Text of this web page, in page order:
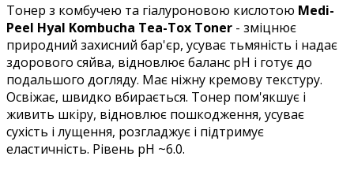
Тонер з комбучею та гіалуроновою кислотою Medi-
Peel Hyal Kombucha Tea-Tox Toner - зміцнює
природний захисний бар'єр, усуває тьмяність і надає
здорового сяйва, відновлює баланс pH і готує до
подальшого догляду. Має ніжну кремову текстуру.
Освіжає, швидко вбирається. Тонер пом'якшує і
живить шкіру, відновлює пошкодження, усуває
сухість і лущення, розгладжує і підтримує
еластичність. Рівень pH ~6.0.